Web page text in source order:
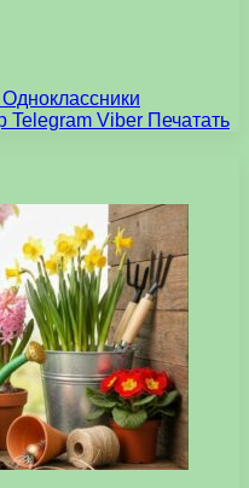
Одноклассники
Telegram Viber Печатать